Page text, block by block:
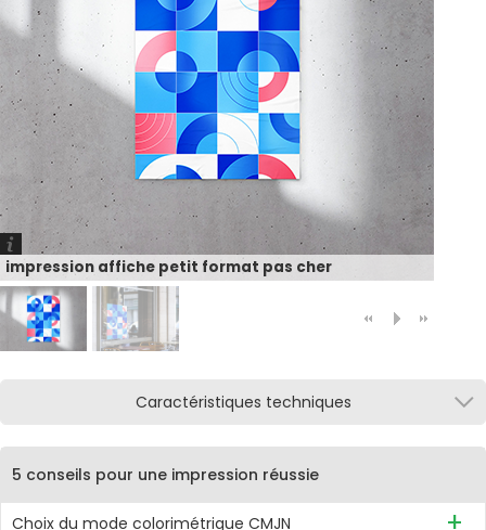
impression affiche petit format pas cher
Caractéristiques techniques
5 conseils pour une impression réussie
Choix du mode colorimétrique CMJN